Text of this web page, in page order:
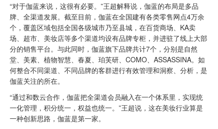
“对于伽蓝来说，这很有必要。”王超解释说，伽蓝的布局是多品
牌、全渠道发展。截至目前，伽蓝在全国建有各类零售网点4万余
个，覆盖区域包括全国各级城市乃至县城，在百货商场、KA卖
场、超市、美妆店等多个渠道均设有品牌专柜，并进驻了线上大部
分的销售平台。与此同时，伽蓝旗下品牌共计7个，分别是自然
堂、美素、植物智慧、春夏、珀芙研、COMO、ASSASSINA。如
何整合不同渠道、不同品牌的客群进行有效管理和洞察、分析，是
伽蓝关注的所在。
“通过和数云合作，伽蓝把全渠道会员融入在一个体系里，实现统
一化管理，积分统一，权益也统一。”王超说，这在美妆行业算是
一种创新思路，伽蓝是第一家。